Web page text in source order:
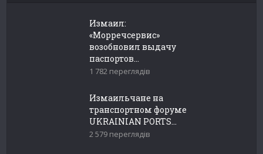
Измаил:
«Морречсервис»
возобновил выдачу
паспортов...
1 782 переглядів
Измаильчане на
транспортном форуме
UKRAINIAN PORTS...
2 579 переглядів